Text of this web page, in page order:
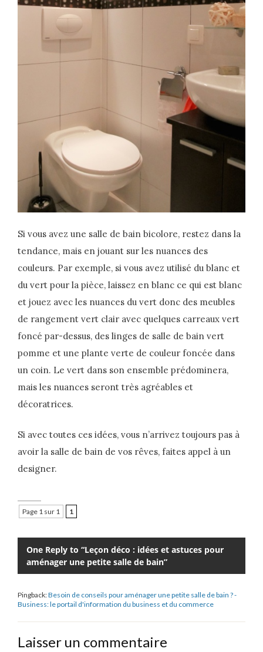
Si vous avez une salle de bain bicolore, restez dans la
tendance, mais en jouant sur les nuances des
couleurs. Par exemple, si vous avez utilisé du blanc et
du vert pour la pièce, laissez en blanc ce qui est blanc
et jouez avec les nuances du vert donc des meubles
de rangement vert clair avec quelques carreaux vert
foncé par-dessus, des linges de salle de bain vert
pomme et une plante verte de couleur foncée dans
un coin. Le vert dans son ensemble prédominera,
mais les nuances seront très agréables et
décoratrices.
Si avec toutes ces idées, vous n’arrivez toujours pas à
avoir la salle de bain de vos rêves, faites appel à un
designer.
Page 1 sur 1 1
One Reply to “Leçon déco : idées et astuces pour
aménager une petite salle de bain”
Pingback:Besoin de conseils pour aménager une petite salle de bain ? -
Business: le portail d'information du business et du commerce
Laisser un commentaire